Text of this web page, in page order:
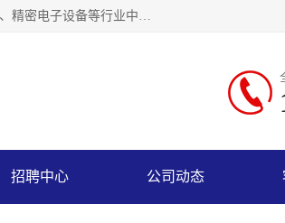
上海浜田实业有限公司专业致力于传动控制行业。面向工业机器人、半导体、机床、船舶、点胶、印刷、精密电子设备等行业中的运动控制技术。为日本哈默纳科（HarmonicDrive简称HD）中国地区定代理商，其生产的HarmonicDrive谐波减速机，具有轻量、小型、传动效率高、减速范围广、精度高等特点，被广泛应用于各种传动系统中。完善的技术，完善的售后，让您的选择无后顾之忧，欢迎您的来电洽谈！
招聘中心 公司动态